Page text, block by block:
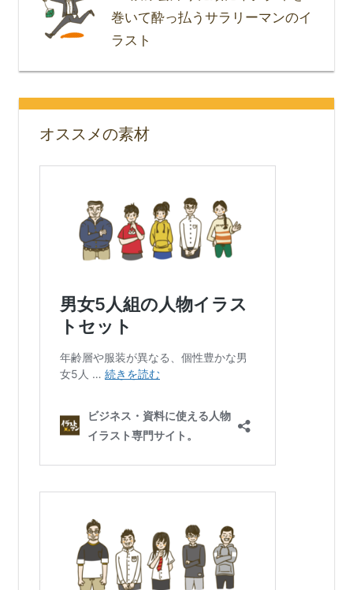
巻いて酔っ払うサラリーマンのイ
ラスト
オススメの素材